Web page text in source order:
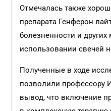
Отмечалась также
препарата Генферон
болезненности и
использовании свечей
Полученные в ходе
позволили профессору
вывод, что включение